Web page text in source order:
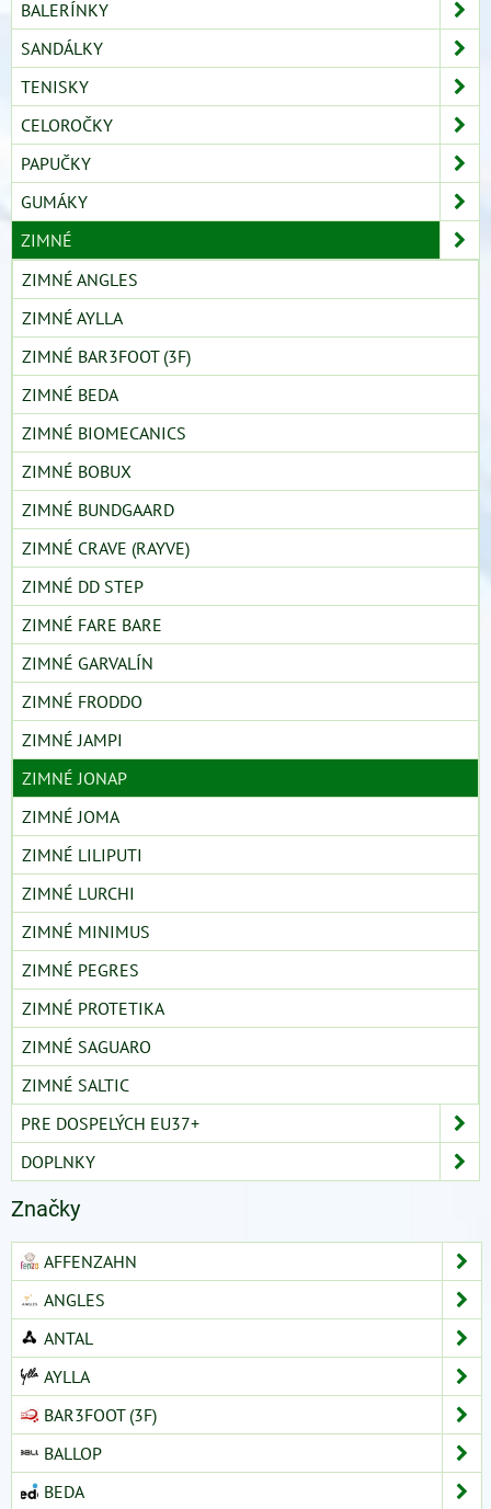
BALERÍNKY
SANDÁLKY
TENISKY
CELOROČKY
PAPUČKY
GUMÁKY
ZIMNÉ
ZIMNÉ ANGLES
ZIMNÉ AYLLA
ZIMNÉ BAR3FOOT (3F)
ZIMNÉ BEDA
ZIMNÉ BIOMECANICS
ZIMNÉ BOBUX
ZIMNÉ BUNDGAARD
ZIMNÉ CRAVE (RAYVE)
ZIMNÉ DD STEP
ZIMNÉ FARE BARE
ZIMNÉ GARVALÍN
ZIMNÉ FRODDO
ZIMNÉ JAMPI
ZIMNÉ JONAP
ZIMNÉ JOMA
ZIMNÉ LILIPUTI
ZIMNÉ LURCHI
ZIMNÉ MINIMUS
ZIMNÉ PEGRES
ZIMNÉ PROTETIKA
ZIMNÉ SAGUARO
ZIMNÉ SALTIC
PRE DOSPELÝCH EU37+
DOPLNKY
Značky
AFFENZAHN
ANGLES
ANTAL
AYLLA
BAR3FOOT (3F)
BALLOP
BEDA